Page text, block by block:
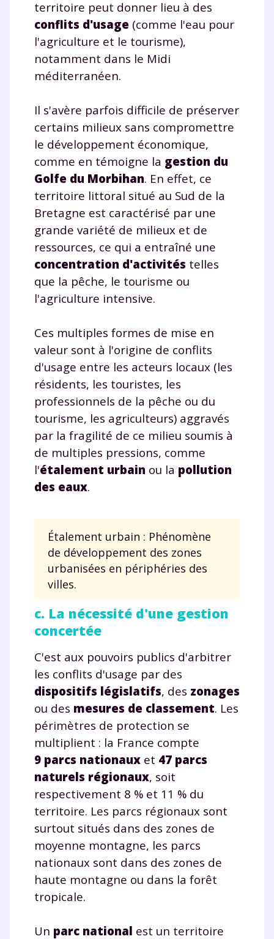
territoire peut donner lieu à des
conflits d'usage (comme l'eau pour
l'agriculture et le tourisme),
notamment dans le Midi
méditerranéen.
Il s'avère parfois difficile de préserver
certains milieux sans compromettre
le développement économique,
comme en témoigne la gestion du
Golfe du Morbihan. En effet, ce
territoire littoral situé au Sud de la
Bretagne est caractérisé par une
grande variété de milieux et de
ressources, ce qui a entraîné une
concentration d'activités telles
que la pêche, le tourisme ou
l'agriculture intensive.
Ces multiples formes de mise en
valeur sont à l'origine de conflits
d'usage entre les acteurs locaux (les
résidents, les touristes, les
professionnels de la pêche ou du
tourisme, les agriculteurs) aggravés
par la fragilité de ce milieu soumis à
de multiples pressions, comme
l'étalement urbain ou la pollution
des eaux.
Étalement urbain : Phénomène
de développement des zones
urbanisées en périphéries des
villes.
c. La nécessité d'une gestion
concertée
C'est aux pouvoirs publics d'arbitrer
les conflits d'usage par des
dispositifs législatifs, des zonages
ou des mesures de classement. Les
périmètres de protection se
multiplient : la France compte
9 parcs nationaux et 47 parcs
naturels régionaux, soit
respectivement 8 % et 11 % du
territoire. Les parcs régionaux sont
surtout situés dans des zones de
moyenne montagne, les parcs
nationaux sont dans des zones de
haute montagne ou dans la forêt
tropicale.
Un parc national est un territoire
Tout le programme scolaire du CP à
la Terminale
Des profs expérimentés disponibles
à la demande par tchat, audio ou
vidéo
TESTER GRATUITEMENT
* Votre code d'accès sera envoyé à cette adresse e-mail. En
renseignant votre e-mail, vous consentez à ce que vos
données à caractère personnel soient traitées par SEJER, sous
la marque myMaxicours, afin que SEJER puisse vous donner
accès au service de soutien scolaire pendant 24h. Pour en
savoir plus sur la gestion de vos données personnelles et
pour exercer vos droits, vous pouvez consulternotre
charte
J’accepte de recevoir les actualités et des
communications de la part de
myMaxicours.
vous envoyer notre newsletter. Vous pourrez vous
désinscrire à tout moment, à travers le lien de
désinscription présent dans chaque newsletter. Pour
en savoir plus sur la gestion de vos données
personnelles et pour exercer vos droits, vous pouvez
consulternotre charte.